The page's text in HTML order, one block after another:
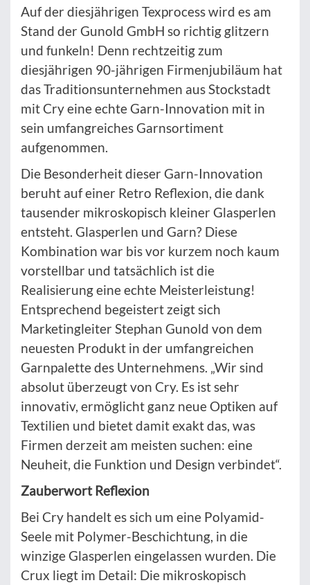
Auf der diesjährigen Texprocess wird es am
Stand der Gunold GmbH so richtig glitzern
und funkeln! Denn rechtzeitig zum
diesjährigen 90-jährigen Firmenjubiläum hat
das Traditionsunternehmen aus Stockstadt
mit Cry eine echte Garn-Innovation mit in
sein umfangreiches Garnsortiment
aufgenommen.
Die Besonderheit dieser Garn-Innovation
beruht auf einer Retro Reflexion, die dank
tausender mikroskopisch kleiner Glasperlen
entsteht. Glasperlen und Garn? Diese
Kombination war bis vor kurzem noch kaum
vorstellbar und tatsächlich ist die
Realisierung eine echte Meisterleistung!
Entsprechend begeistert zeigt sich
Marketingleiter Stephan Gunold von dem
neuesten Produkt in der umfangreichen
Garnpalette des Unternehmens. „Wir sind
absolut überzeugt von Cry. Es ist sehr
innovativ, ermöglicht ganz neue Optiken auf
Textilien und bietet damit exakt das, was
Firmen derzeit am meisten suchen: eine
Neuheit, die Funktion und Design verbindet“.
Zauberwort Reflexion
Bei Cry handelt es sich um eine Polyamid-
Seele mit Polymer-Beschichtung, in die
winzige Glasperlen eingelassen wurden. Die
Crux liegt im Detail: Die mikroskopisch